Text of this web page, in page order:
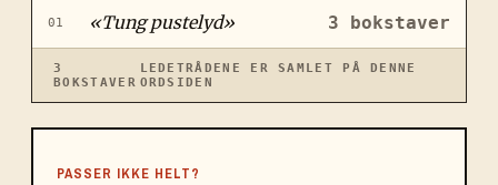
01 «Tung pustelyd» 3 bokstaver
3
BOKSTAVER
LEDETRÅDENE ER SAMLET PÅ DENNE
ORDSIDEN
PASSER IKKE HELT?